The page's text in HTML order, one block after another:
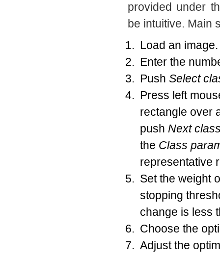
provided under
be intuitive. Main
Load an image.
Enter the
Push Select
Press left
rectangle over
push Next
the Class
representative
Set the weight
stopping
change is less
Choose the
Adjust the